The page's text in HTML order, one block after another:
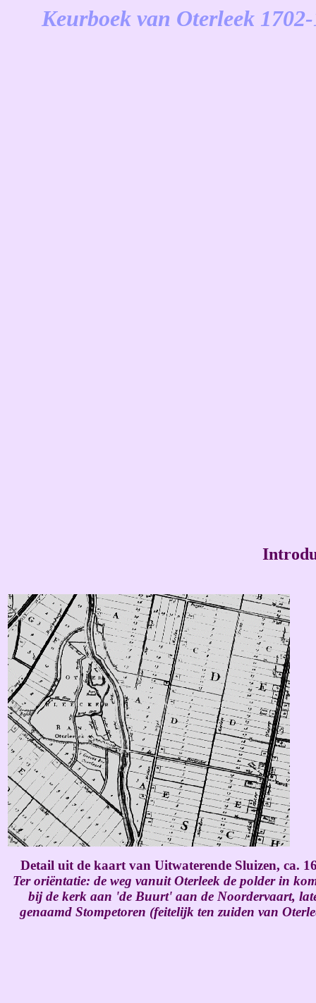
Keurboek van Oterleek
Detail uit de kaart van Uitwaterende Sluizen, ca.
Ter oriëntatie: de weg vanuit Oterleek de polder in
bij de kerk aan 'de Buurt' aan de Noordervaart,
genaamd Stompetoren (feitelijk ten zuiden van